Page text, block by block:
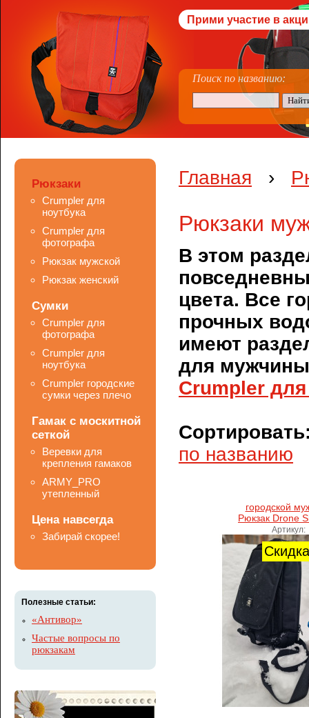
Прими участие в
Поиск по названию:
Рюкзаки
Crumpler для
ноутбука
Crumpler для
фотографа
Рюкзак мужской
Рюкзак женский
Сумки
Crumpler для
фотографа
Crumpler для
ноутбука
Crumpler городские
сумки через плечо
Гамак с москитной
сеткой
Веревки для
крепления гамаков
ARMY_PRO
утепленный
Цена навсегда
Забирай скорее!
Полезные статьи:
«Антивор»
Частые вопросы по
рюкзакам
Главная ›
Рюкзаки
В этом
цвета. Все
прочных
имеют
для
Crumpler для
по названию
городской
Рюкзак Drone
Артикул: